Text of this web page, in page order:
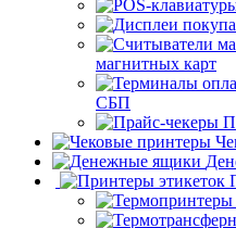
магнитных карт
СБП